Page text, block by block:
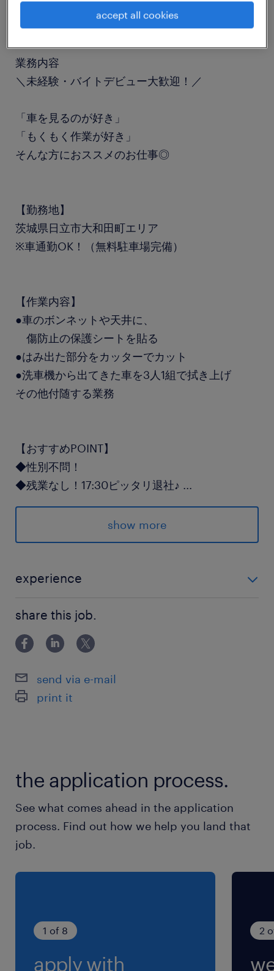
勤務期間
長期（3ヶ月以上）
業務内容
＼未経験・バイトデビュー大歓迎！／
「車を見るのが好き」
「もくもく作業が好き」
そんな方におススメのお仕事◎
【勤務地】
茨城県日立市大和田町エリア
※車通勤OK！（無料駐車場完備）
【作業内容】
●車のボンネットや天井に、
傷防止の保護シートを貼る
●はみ出た部分をカッターでカット
●洗車機から出てきた車を3人1組で拭き上げ
その他付随する業務
【おすすめPOINT】
◆性別不問！
◆残業なし！17:30ピッタリ退社♪ ...
◆和やかな風通し抜群の職場環境☆
ーーーーーー
家にいながらスマホですぐに登録ができる！
派遣先の特徴
自動車の「誕生（新車）」から「再生（リサイク
ル）」までをトータルで手がけるユニークな企業
最寄駅
土日祝日
就業時間
9:00-17:30（実働7時間30分・休憩60分）
show more
experience
share this job.
send via e-mail
print it
the application process.
See what comes ahead in the application
process. Find out how we help you land that
job.
1 of 8
apply with
2
accept all cookies